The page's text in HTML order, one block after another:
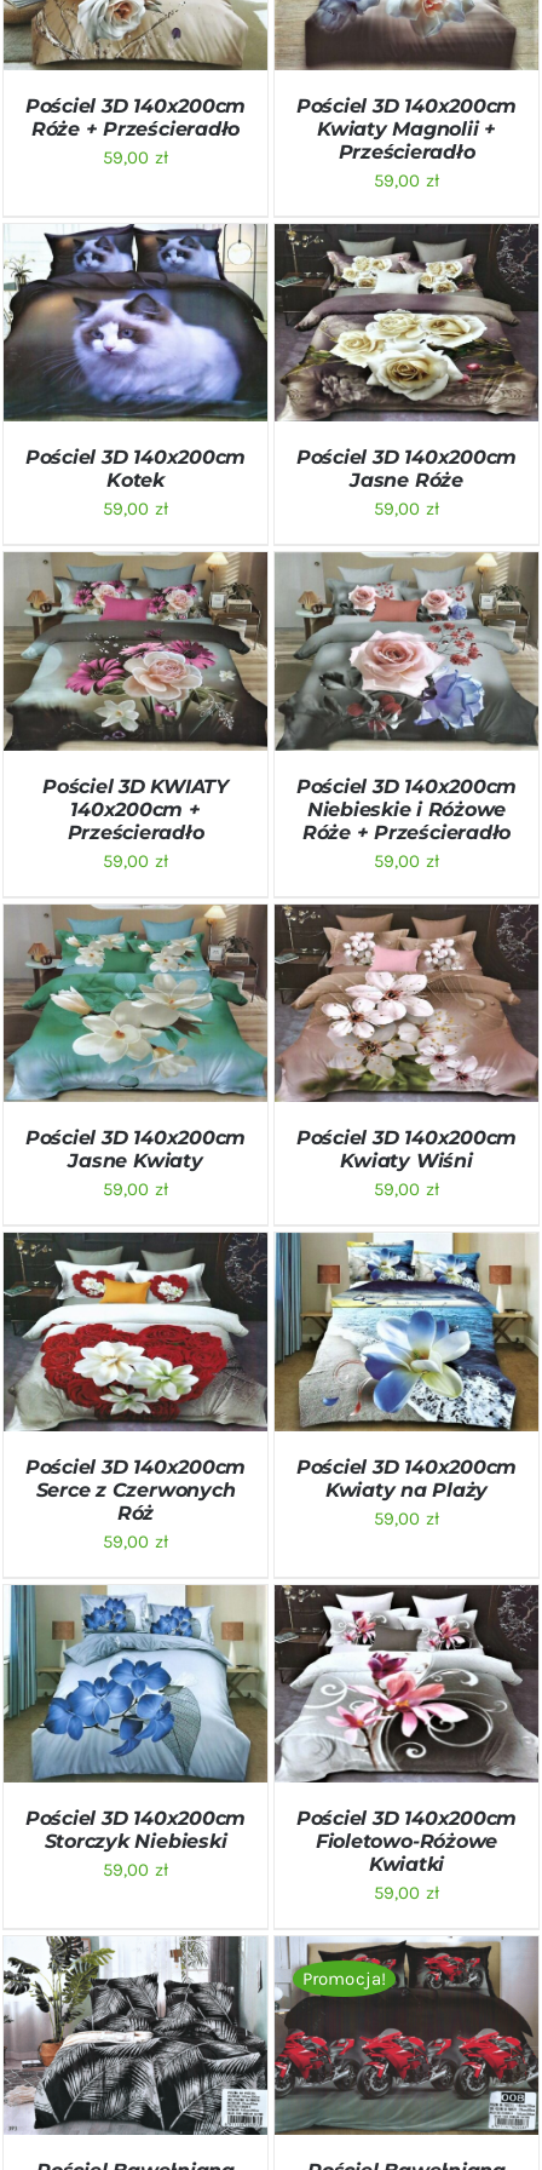
Pościel 3D 140x200cm
Róże + Prześcieradło
59,00 zł
Pościel 3D 140x200cm
Kwiaty Magnolii +
Prześcieradło
59,00 zł
DODAJ DO KOSZYKA
SZCZEGÓŁY
Pościel 3D 140x200cm
Kotek
59,00 zł
DODAJ DO KOSZYKA
/
SZCZEGÓŁY
Pościel 3D 140x200cm
Jasne Róże
59,00 zł
DODAJ DO KOSZYKA
/
SZCZEGÓŁY
Pościel 3D KWIATY
140x200cm +
Prześcieradło
59,00 zł
DODAJ DO KOSZYKA
/
SZCZEGÓŁY
Pościel 3D 140x200cm
Niebieskie i Różowe
Róże + Prześcieradło
59,00 zł
DODAJ DO KOSZYKA
/
SZCZEGÓŁY
Pościel 3D 140x200cm
Jasne Kwiaty
59,00 zł
DODAJ DO KOSZYKA
/
SZCZEGÓŁY
Pościel 3D 140x200cm
Kwiaty Wiśni
59,00 zł
DODAJ DO KOSZYKA
/
SZCZEGÓŁY
Pościel 3D 140x200cm
Serce z Czerwonych
Róż
59,00 zł
DODAJ DO KOSZYKA
/
SZCZEGÓŁY
Pościel 3D 140x200cm
Kwiaty na Plaży
59,00 zł
DODAJ DO KOSZYKA
SZCZEGÓŁY
Pościel 3D 140x200cm
Storczyk Niebieski
59,00 zł
DODAJ DO KOSZYKA
/
SZCZEGÓŁY
Pościel 3D 140x200cm
Fioletowo-Różowe
Kwiatki
59,00 zł
DODAJ DO KOSZYKA
/
SZCZEGÓŁY
Promocja!
DODAJ DO KOSZYKA
/
SZCZEGÓŁY